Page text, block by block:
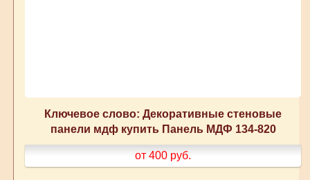
Ключевое слово: Декоративные стеновые
панели мдф купить Панель МДФ 134-820
от 400 руб.